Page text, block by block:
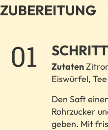
ZUBEREITUNG
1.
SCHRITT
Zutaten
Eiswürfel, Tee
Den Saft
Rohrzucker
geben. Mit